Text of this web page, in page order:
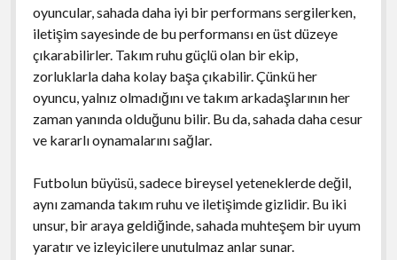
oyuncular, sahada daha iyi bir performans sergilerken,
iletişim sayesinde de bu performansı en üst düzeye
çıkarabilirler. Takım ruhu güçlü olan bir ekip,
zorluklarla daha kolay başa çıkabilir. Çünkü her
oyuncu, yalnız olmadığını ve takım arkadaşlarının her
zaman yanında olduğunu bilir. Bu da, sahada daha cesur
ve kararlı oynamalarını sağlar.
Futbolun büyüsü, sadece bireysel yeteneklerde değil,
aynı zamanda takım ruhu ve iletişimde gizlidir. Bu iki
unsur, bir araya geldiğinde, sahada muhteşem bir uyum
yaratır ve izleyicilere unutulmaz anlar sunar.